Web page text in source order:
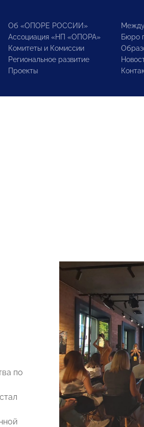
Об «ОПОРЕ РОССИИ»
Ассоциация «НП «ОПОРА»
Комитеты и Комиссии
Региональное развитие
Проекты
Бюро
по